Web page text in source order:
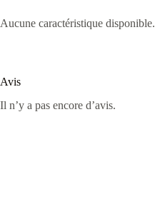
Aucune caractéristique disponible.
Avis
Il n’y a pas encore d’avis.